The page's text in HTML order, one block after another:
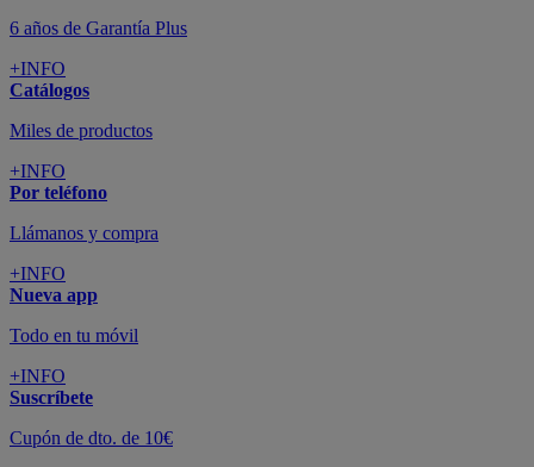
6 años de Garantía Plus
+INFO
Catálogos
Miles de productos
+INFO
Por teléfono
Llámanos y compra
+INFO
Nueva app
Todo en tu móvil
+INFO
Suscríbete
Cupón de dto. de 10€